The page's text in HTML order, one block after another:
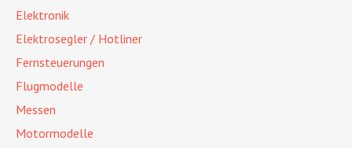
Elektronik
Elektrosegler / Hotliner
Fernsteuerungen
Flugmodelle
Messen
Motormodelle